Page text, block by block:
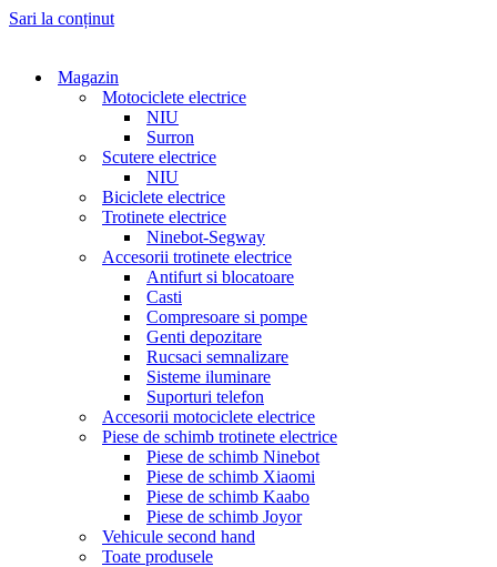
Sari la conținut
Magazin
Motociclete electrice
NIU
Surron
Scutere electrice
NIU
Biciclete electrice
Trotinete electrice
Ninebot-Segway
Accesorii trotinete electrice
Antifurt si blocatoare
Casti
Compresoare si pompe
Genti depozitare
Rucsaci semnalizare
Sisteme iluminare
Suporturi telefon
Accesorii motociclete electrice
Piese de schimb trotinete electrice
Piese de schimb Ninebot
Piese de schimb Xiaomi
Piese de schimb Kaabo
Piese de schimb Joyor
Vehicule second hand
Toate produsele